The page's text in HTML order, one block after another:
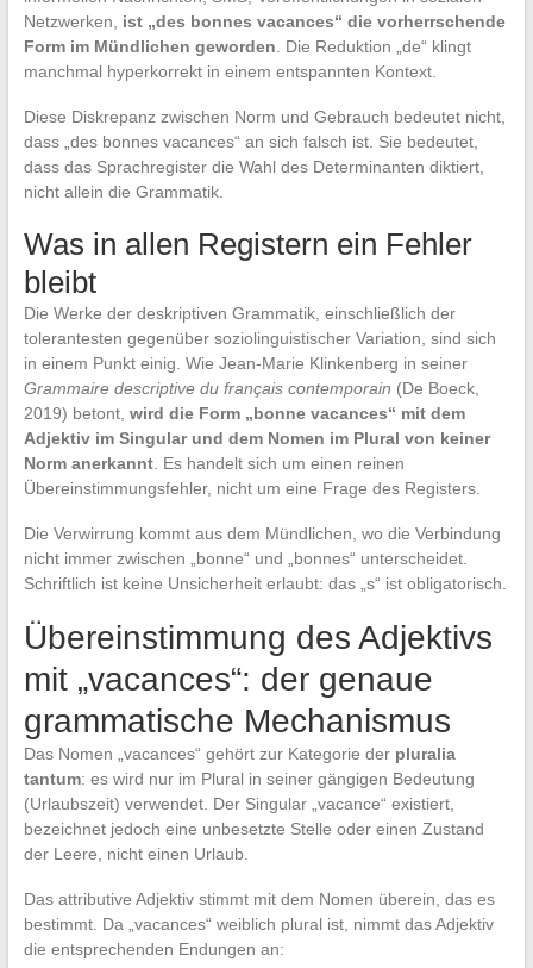
Netzwerken, ist „des bonnes vacances“ die vorherrschende
Form im Mündlichen geworden. Die Reduktion „de“ klingt
manchmal hyperkorrekt in einem entspannten Kontext.
Diese Diskrepanz zwischen Norm und Gebrauch bedeutet nicht,
dass „des bonnes vacances“ an sich falsch ist. Sie bedeutet,
dass das Sprachregister die Wahl des Determinanten diktiert,
nicht allein die Grammatik.
Was in allen Registern ein Fehler
bleibt
Die Werke der deskriptiven Grammatik, einschließlich der
tolerantesten gegenüber soziolinguistischer Variation, sind sich
in einem Punkt einig. Wie Jean-Marie Klinkenberg in seiner
Grammaire descriptive du français contemporain (De Boeck,
2019) betont, wird die Form „bonne vacances“ mit dem
Adjektiv im Singular und dem Nomen im Plural von keiner
Norm anerkannt. Es handelt sich um einen reinen
Übereinstimmungsfehler, nicht um eine Frage des Registers.
Die Verwirrung kommt aus dem Mündlichen, wo die Verbindung
nicht immer zwischen „bonne“ und „bonnes“ unterscheidet.
Schriftlich ist keine Unsicherheit erlaubt: das „s“ ist obligatorisch.
Übereinstimmung des Adjektivs
mit „vacances“: der genaue
grammatische Mechanismus
Das Nomen „vacances“ gehört zur Kategorie der pluralia
tantum: es wird nur im Plural in seiner gängigen Bedeutung
(Urlaubszeit) verwendet. Der Singular „vacance“ existiert,
bezeichnet jedoch eine unbesetzte Stelle oder einen Zustand
der Leere, nicht einen Urlaub.
Das attributive Adjektiv stimmt mit dem Nomen überein, das es
bestimmt. Da „vacances“ weiblich plural ist, nimmt das Adjektiv
die entsprechenden Endungen an: